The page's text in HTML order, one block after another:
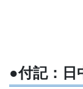
●付記：日